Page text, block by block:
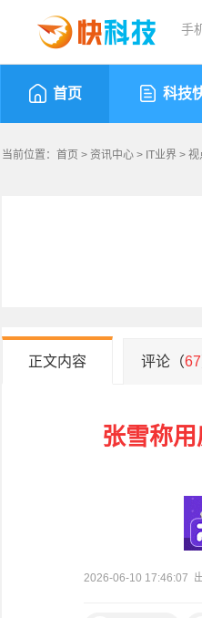
手
首页 科技
当前位置： 首页 > 资讯中心 > IT业界 > 视
正文内容 评论（67
张雪称
2026-06-10 17:46:07